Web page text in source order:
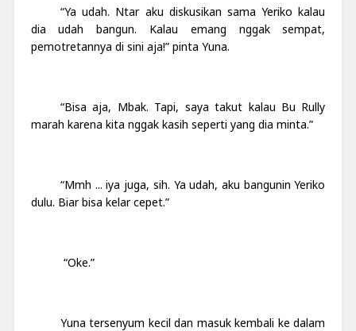
“Ya udah. Ntar aku diskusikan sama Yeriko kalau
dia udah bangun. Kalau emang nggak sempat,
pemotretannya di sini aja!” pinta Yuna.
“Bisa aja, Mbak. Tapi, saya takut kalau Bu Rully
marah karena kita nggak kasih seperti yang dia minta.”
“Mmh ... iya juga, sih. Ya udah, aku bangunin Yeriko
dulu. Biar bisa kelar cepet.”
“Oke.”
Yuna tersenyum kecil dan masuk kembali ke dalam